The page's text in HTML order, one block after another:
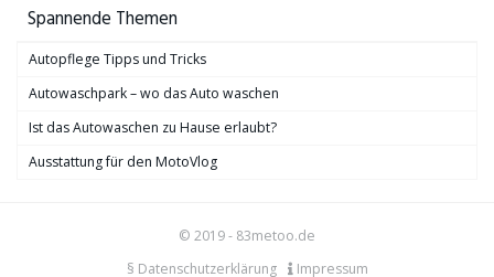
Spannende Themen
Autopflege Tipps und Tricks
Autowaschpark – wo das Auto waschen
Ist das Autowaschen zu Hause erlaubt?
Ausstattung für den MotoVlog
© 2019 - 83metoo.de
§ Datenschutzerklärung
Impressum